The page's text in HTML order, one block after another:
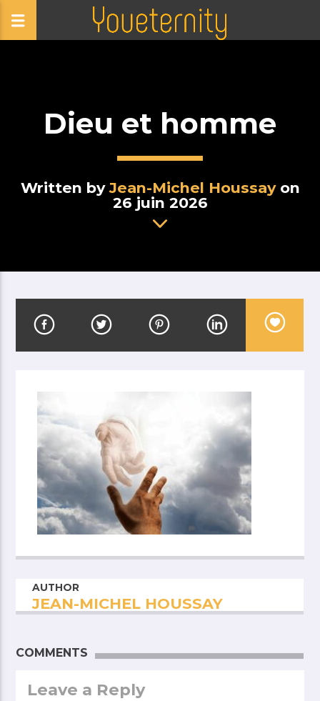
Dieu et homme
Written byJean-Michel Houssayon
26 juin 2026
AUTHOR
JEAN-MICHEL HOUSSAY
COMMENTS
Leave a Reply